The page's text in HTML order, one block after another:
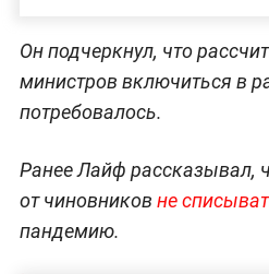
Он подчеркнул, что
министров включиться в
потребовалось.
Ранее Лайф рассказывал,
от чиновников не
пандемию.